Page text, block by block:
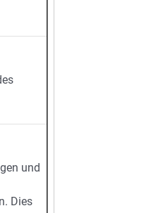
und
Dies